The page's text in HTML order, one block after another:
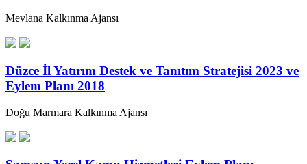
Mevlana Kalkınma Ajansı
Düzce İl Yatırım Destek ve Tanıtım Stratejisi 2023 ve
Eylem Planı 2018
Doğu Marmara Kalkınma Ajansı